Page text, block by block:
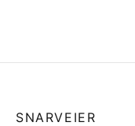
SNARVEIER